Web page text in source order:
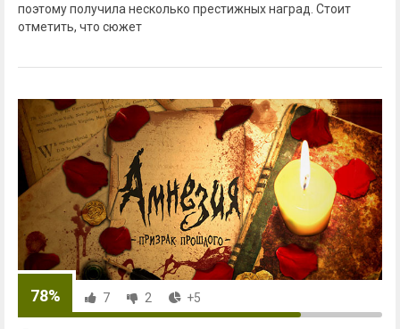
поэтому получила несколько престижных наград. Стоит
отметить, что сюжет
78% 7 2 +5